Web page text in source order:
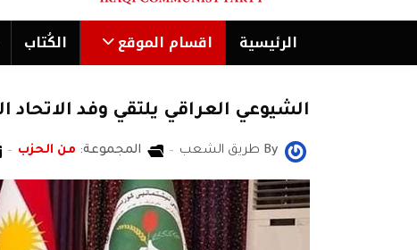
الرئیسية اقسام الموقع الكُتاب
الشيوعي العراقي يلتقي وفد الاتحاد
By طريق الشعب المجموعة: من الحزب